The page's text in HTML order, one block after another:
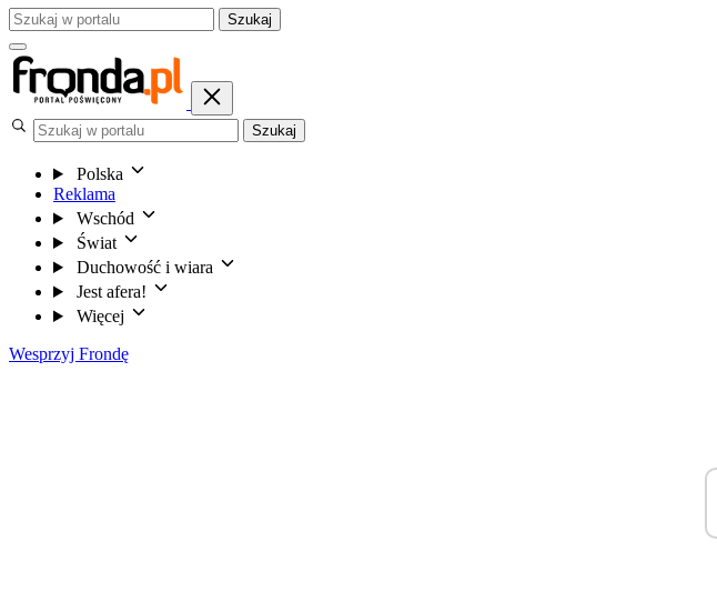
Szukaj
Szukaj
Polska
Reklama
Wschód
Świat
Duchowość i wiara
Jest afera!
Więcej
Wesprzyj Frondę